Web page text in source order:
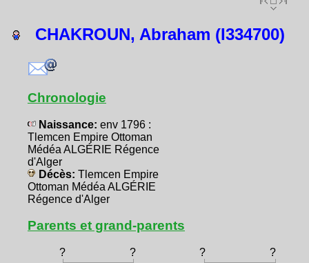
CHAKROUN, Abraham (I334700)
Chronologie
Naissance: env 1796 :
Tlemcen Empire Ottoman
Médéa ALGÉRIE Régence
d'Alger
Décès: Tlemcen Empire
Ottoman Médéa ALGÉRIE
Régence d'Alger
Parents et grand-parents
? ? ? ?